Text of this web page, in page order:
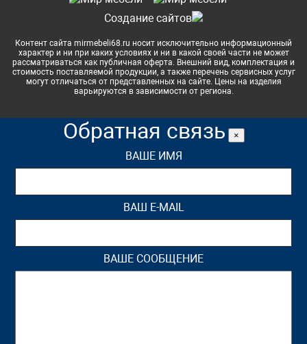
Cоздание сайтов
Контент сайта mirmebeli68.ru носит исключительно информационный
характер и ни при каких условиях и ни в какой своей части не может
рассматриваться как публичная оферта. Внешний вид, комплектация и
стоимость поставляемой продукции, а также перечень сервисных услуг
могут отличаться от представленных на сайте. Цены на изделия
варьируются в зависимости от региона.
Обратная связь ×
ВАШЕ ИМЯ
ВАШ E-MAIL
ВАШЕ СООБЩЕНИЕ